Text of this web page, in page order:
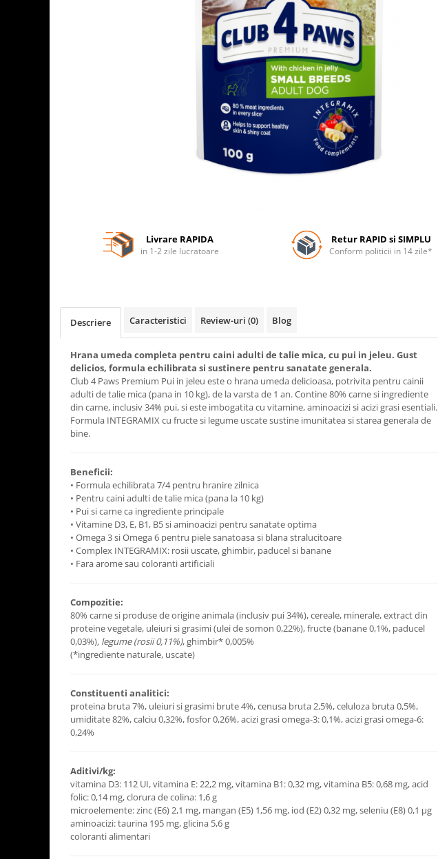
Livrare RAPIDA
in 1-2 zile lucratoare
Retur RAPID si SIMPLU
Conform politicii in 14 zile*
Descriere Caracteristici Review-uri (0) Blog
Hrana umeda completa pentru caini adulti de talie mica, cu pui in jeleu. Gust
delicios, formula echilibrata si sustinere pentru sanatate generala.
Club 4 Paws Premium Pui in jeleu este o hrana umeda delicioasa, potrivita pentru cainii
adulti de talie mica (pana in 10 kg), de la varsta de 1 an. Contine 80% carne si ingrediente
din carne, inclusiv 34% pui, si este imbogatita cu vitamine, aminoacizi si acizi grasi esentiali.
Formula INTEGRAMIX cu fructe si legume uscate sustine imunitatea si starea generala de
bine.
Beneficii:
• Formula echilibrata 7/4 pentru hranire zilnica
• Pentru caini adulti de talie mica (pana la 10 kg)
• Pui si carne ca ingrediente principale
• Vitamine D3, E, B1, B5 si aminoacizi pentru sanatate optima
• Omega 3 si Omega 6 pentru piele sanatoasa si blana stralucitoare
• Complex INTEGRAMIX: rosii uscate, ghimbir, paducel si banane
• Fara arome sau coloranti artificiali
Compozitie:
80% carne si produse de origine animala (inclusiv pui 34%), cereale, minerale, extract din
proteine vegetale, uleiuri si grasimi (ulei de somon 0,22%), fructe (banane 0,1%, paducel
0,03%), legume (rosii 0,11%), ghimbir* 0,005%
(*ingrediente naturale, uscate)
Constituenti analitici:
proteina bruta 7%, uleiuri si grasimi brute 4%, cenusa bruta 2,5%, celuloza bruta 0,5%,
umiditate 82%, calciu 0,32%, fosfor 0,26%, acizi grasi omega-3: 0,1%, acizi grasi omega-6:
0,24%
Aditivi/kg:
vitamina D3: 112 UI, vitamina E: 22,2 mg, vitamina B1: 0,32 mg, vitamina B5: 0,68 mg, acid
folic: 0,14 mg, clorura de colina: 1,6 g
microelemente: zinc (E6) 2,1 mg, mangan (E5) 1,56 mg, iod (E2) 0,32 mg, seleniu (E8) 0,1 μg
aminoacizi: taurina 195 mg, glicina 5,6 g
coloranti alimentari